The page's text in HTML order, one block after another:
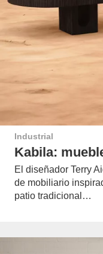
Industrial
Kabila:
El diseñador Terry
de mobiliario
patio tradicional…